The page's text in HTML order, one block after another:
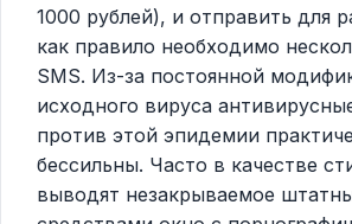
1000 рублей), и отправить для
как правило необходимо
SMS. Из-за постоянной
исходного вируса
против этой эпидемии
бессильны. Часто в качестве
выводят незакрываемое